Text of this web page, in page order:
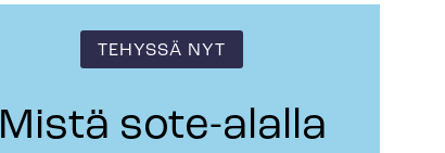
TEHYSSÄ NYT
Mistä sote-alalla